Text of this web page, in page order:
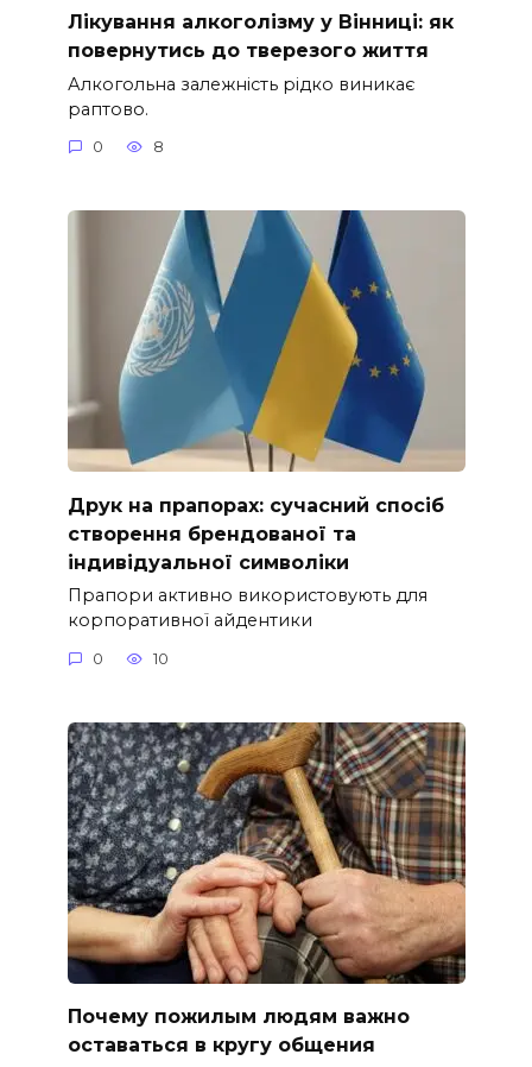
Лікування алкоголізму у Вінниці: як
повернутись до тверезого життя
Алкогольна залежність рідко виникає
раптово.
0 8
Друк на прапорах: сучасний спосіб
створення брендованої та
індивідуальної символіки
Прапори активно використовують для
корпоративної айдентики
0 10
Почему пожилым людям важно
оставаться в кругу общения